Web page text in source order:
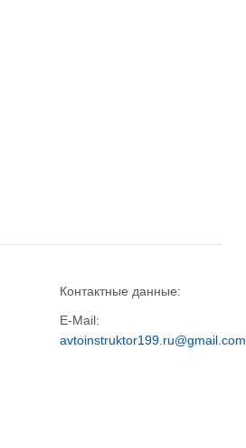
Контактные данные:
E-Mail:
avtoinstruktor199.ru@gmail.com